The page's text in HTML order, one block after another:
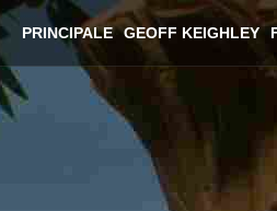
PRINCIPALE GEOFF KEIGHLEY